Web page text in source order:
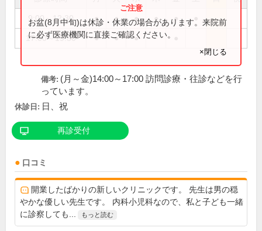
9:00～12:30 ● ● ● ● ●
17:00～19:30 ● ● ●
お盆(8月中旬)は休診・休業の場合があります。来院前
に必ず医療機関に直接ご確認ください。
×閉じる
備考: (月～金)14:00～17:00 訪問診療・往診などを行
っています。
休診日: 日、祝
再診受付
口コミ
開業したばかりの新しいクリニックです。 先生は男の穏
やかな優しい先生です。 内科小児科なので、私と子ども一緒
に診察しても...
もっと読む